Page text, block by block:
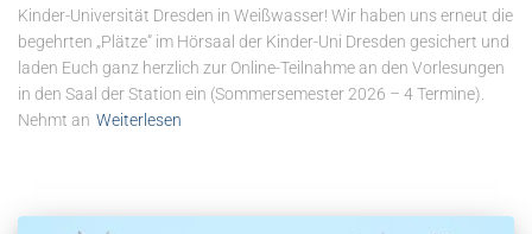
Kinder-Universität Dresden in Weißwasser! Wir haben uns erneut die
begehrten „Plätze“ im Hörsaal der Kinder-Uni Dresden gesichert und
laden Euch ganz herzlich zur Online-Teilnahme an den Vorlesungen
in den Saal der Station ein (Sommersemester 2026 – 4 Termine).
Nehmt an Weiterlesen